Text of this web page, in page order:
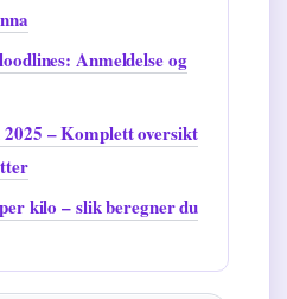
Anmeldelse og
– Komplett oversikt
kilo – slik beregner du